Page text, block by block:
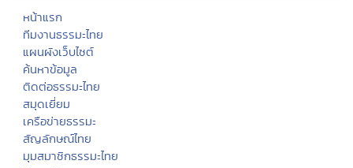
หน้าแรก
ทีมงานธรรมะไทย
แผนผังเว็บไซต์
ค้นหาข้อมูล
ติดต่อธรรมะไทย
สมุดเยี่ยม
เครือข่ายธรรมะ
สัญลักษณ์ไทย
มุมสมาชิกธรรมะไทย